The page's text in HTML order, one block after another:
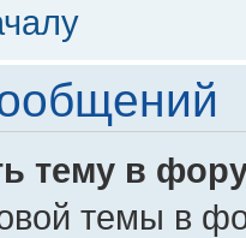
тему в
темы в